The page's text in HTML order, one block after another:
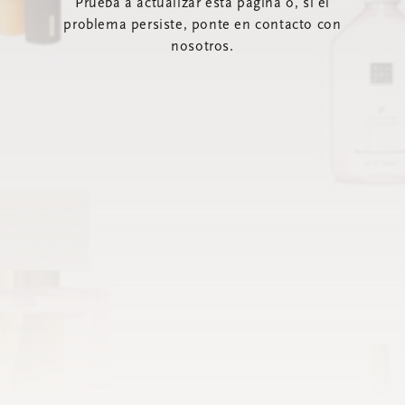
Prueba a actualizar esta página o, si el
problema persiste, ponte en contacto con
nosotros.